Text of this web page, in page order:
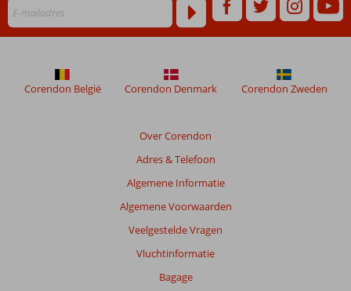
Over Corendon
Adres & Telefoon
Algemene Informatie
Algemene Voorwaarden
Veelgestelde Vragen
Vluchtinformatie
Bagage
Corendon België Corendon Denmark Corendon Zweden